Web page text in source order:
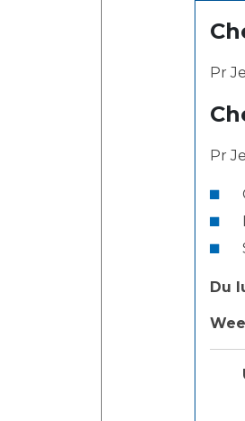
Pr
Pr
Du